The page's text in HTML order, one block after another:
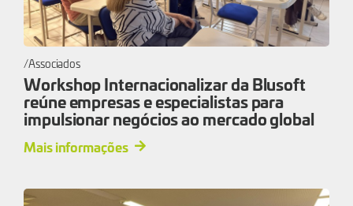
Associados
Workshop Internacionalizar da Blusoft
reúne empresas e especialistas para
impulsionar negócios ao mercado global
Mais informações